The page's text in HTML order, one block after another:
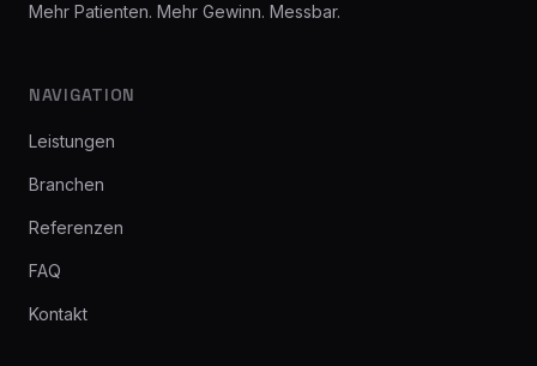
Mehr Patienten. Mehr Gewinn. Messbar.
NAVIGATION
Leistungen
Branchen
Referenzen
FAQ
Kontakt